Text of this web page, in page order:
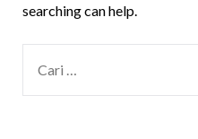
searching can help.
UNTUK: